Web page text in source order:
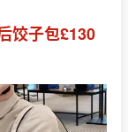
饺子包£130